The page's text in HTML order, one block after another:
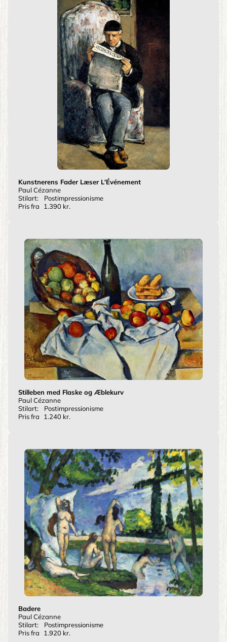
Kunstnerens Fader Læser L'Événement
Paul Cézanne
Stilart:
Postimpressionisme
Pris fra
1.390 kr.
Stilleben med Flaske og Æblekurv
Paul Cézanne
Stilart:
Postimpressionisme
Pris fra
1.240 kr.
Badere
Paul Cézanne
Stilart:
Postimpressionisme
Pris fra
1.920 kr.